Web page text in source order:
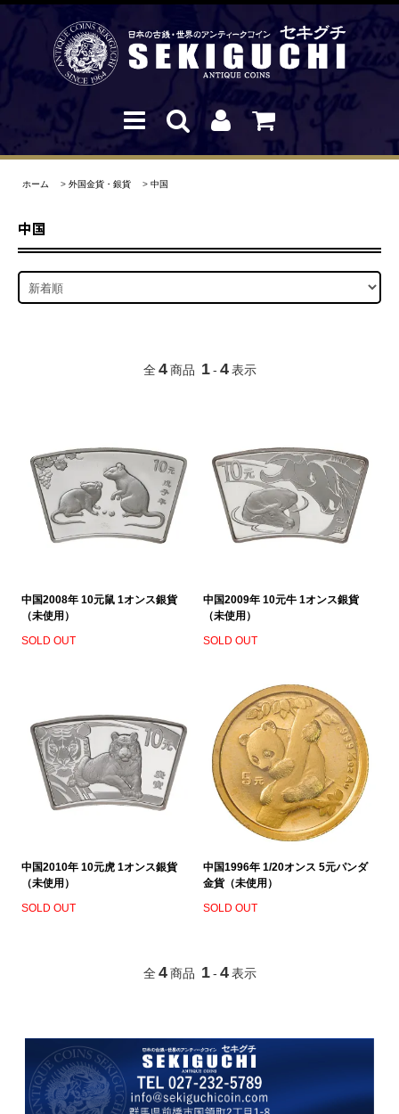
ホーム > 外国金貨・銀貨 > 中国
中国
全 4 商品 1 - 4 表示
中国2008年 10元鼠 1オンス銀貨
（未使用）
SOLD OUT
中国2009年 10元牛 1オンス銀貨
（未使用）
SOLD OUT
中国2010年 10元虎 1オンス銀貨
（未使用）
SOLD OUT
中国1996年 1/20オンス 5元パンダ
金貨（未使用）
SOLD OUT
全 4 商品 1 - 4 表示